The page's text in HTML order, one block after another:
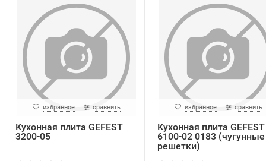
избранное сравнить
Кухонная плита GEFEST
3200-05
избранное сравнить
Кухонная плита GEFEST
6100-02 0183 (чугунные
решетки)